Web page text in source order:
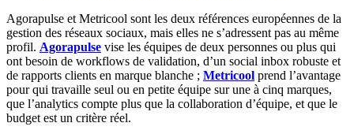
Agorapulse et Metricool sont les deux références européennes de la
gestion des réseaux sociaux, mais elles ne s’adressent pas au même
profil. Agorapulse vise les équipes de deux personnes ou plus qui
ont besoin de workflows de validation, d’un social inbox robuste et
de rapports clients en marque blanche ; Metricool prend l’avantage
pour qui travaille seul ou en petite équipe sur une à cinq marques,
que l’analytics compte plus que la collaboration d’équipe, et que le
budget est un critère réel.